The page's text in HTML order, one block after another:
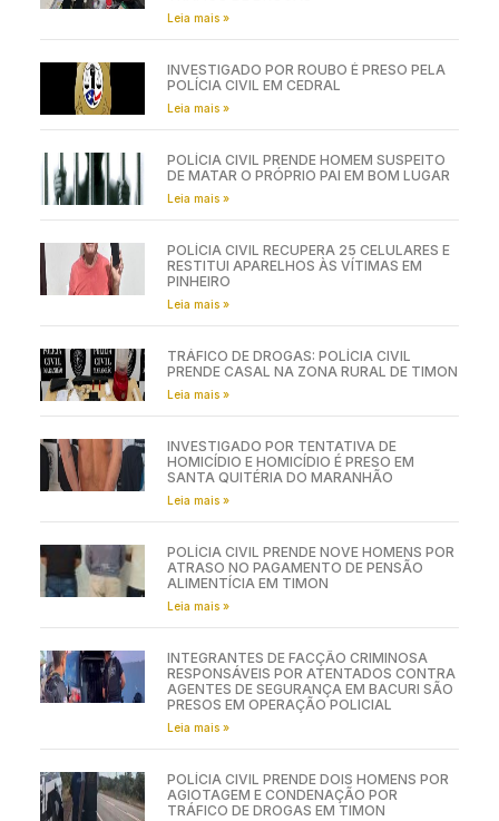
Leia mais »
INVESTIGADO POR ROUBO É PRESO PELA
POLÍCIA CIVIL EM CEDRAL
Leia mais »
POLÍCIA CIVIL PRENDE HOMEM SUSPEITO
DE MATAR O PRÓPRIO PAI EM BOM LUGAR
Leia mais »
POLÍCIA CIVIL RECUPERA 25 CELULARES E
RESTITUI APARELHOS ÀS VÍTIMAS EM
PINHEIRO
Leia mais »
TRÁFICO DE DROGAS: POLÍCIA CIVIL
PRENDE CASAL NA ZONA RURAL DE TIMON
Leia mais »
INVESTIGADO POR TENTATIVA DE
HOMICÍDIO E HOMICÍDIO É PRESO EM
SANTA QUITÉRIA DO MARANHÃO
Leia mais »
POLÍCIA CIVIL PRENDE NOVE HOMENS POR
ATRASO NO PAGAMENTO DE PENSÃO
ALIMENTÍCIA EM TIMON
Leia mais »
INTEGRANTES DE FACÇÃO CRIMINOSA
RESPONSÁVEIS POR ATENTADOS CONTRA
AGENTES DE SEGURANÇA EM BACURI SÃO
PRESOS EM OPERAÇÃO POLICIAL
Leia mais »
POLÍCIA CIVIL PRENDE DOIS HOMENS POR
AGIOTAGEM E CONDENAÇÃO POR
TRÁFICO DE DROGAS EM TIMON